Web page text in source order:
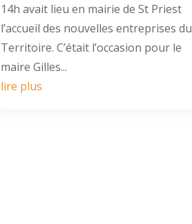
14h avait lieu en mairie de St Priest
l’accueil des nouvelles entreprises du
Territoire. C’était l’occasion pour le
maire Gilles...
lire plus